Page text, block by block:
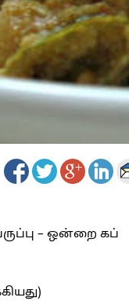
– ஒன்றை கப்